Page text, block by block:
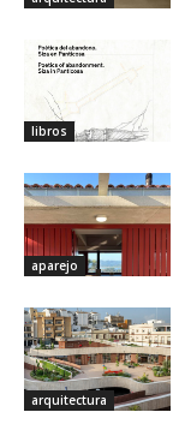
libros
aparejo
arquitectura